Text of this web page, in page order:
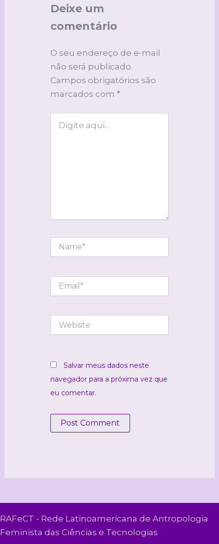
Deixe um
comentário
O seu endereço de e-mail
não será publicado.
Campos obrigatórios são
marcados com *
aqui...
Name*
Email*
Website
Salvar meus dados neste
navegador para a próxima vez que
eu comentar.
RAFeCT - Rede Latinoamericana de Antropologia
Feminista das Ciências e Tecnologias